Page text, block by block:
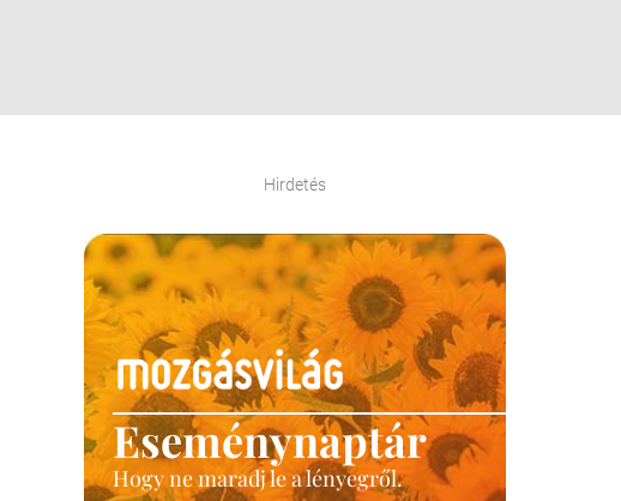
Hirdetés
Eseménynaptár
Hogy ne maradj le a lényegről.